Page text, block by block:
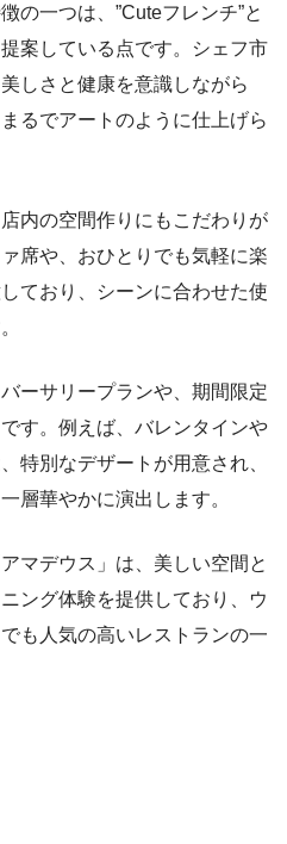
の一つは、”Cuteフレンチ”と
案している点です。シェフ市
しさと健康を意識しながら
るでアートのように仕上げら
内の空間作りにもこだわりが
席や、おひとりでも気軽に楽
ており、シーンに合わせた使
ーサリープランや、期間限定
す。例えば、バレンタインや
特別なデザートが用意され、
層華やかに演出します。
マデウス」は、美しい空間と
ング体験を提供しており、ウ
も人気の高いレストランの一